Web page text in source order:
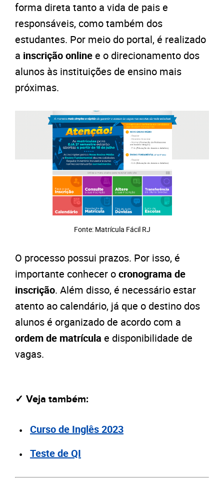
forma direta tanto a vida de pais e
responsáveis, como também dos
estudantes. Por meio do portal, é realizado
a inscrição online e o direcionamento dos
alunos às instituições de ensino mais
próximas.
Fonte: Matrícula Fácil RJ
O processo possui prazos. Por isso, é
importante conhecer ocronograma de
inscrição. Além disso, é necessário estar
atento ao calendário, já que o destino dos
alunos é organizado de acordo com a
ordem de matrícula e disponibilidade de
vagas.
✓ Veja também:
Curso de Inglês 2023
Teste de QI